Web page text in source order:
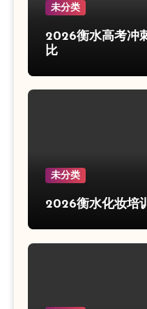
未分类
2026衡水高考冲
比
未分类
2026衡水化妆培